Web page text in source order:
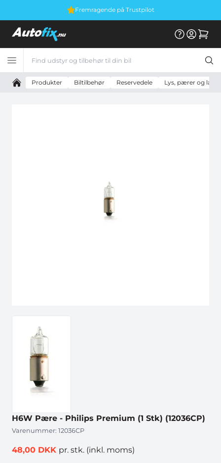
Fremragende på Trustpilot
Produkter Biltilbehør Reservedele Lys, pærer og
H6W Pære - Philips Premium (1 Stk) (12036CP)
Varenummer: 12036CP
48,00 DKK pr. stk. (inkl. moms)